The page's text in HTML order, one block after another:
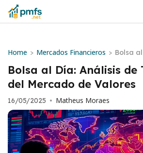
Home > Mercados Financieros > Bolsa
Valores
Bolsa al Día: Análisis de
del Mercado de Valores
16/05/2025 • Matheus Moraes